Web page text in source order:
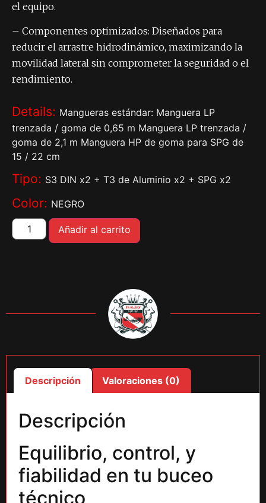
el equipo.
– Componentes optimizados: Diseñados para
reducir el arrastre hidrodinámico, maximizando la
movilidad lateral sin comprometer la seguridad o el
rendimiento.
Details: Mangueras estándar: Manguera LP
trenzada / goma de 0,65 m Manguera LP trenzada /
goma de 2,1 m Manguera HP de goma para SPG de
15 / 22 cm
Tipo: S3 DIN x2 + T3 de Aluminio x2 + SPG x2
Color: NEGRO
Añadir al carrito
Descripción Valoraciones (0)
Descripción
Equilibrio, control, y
fiabilidad en tu buceo
técnico